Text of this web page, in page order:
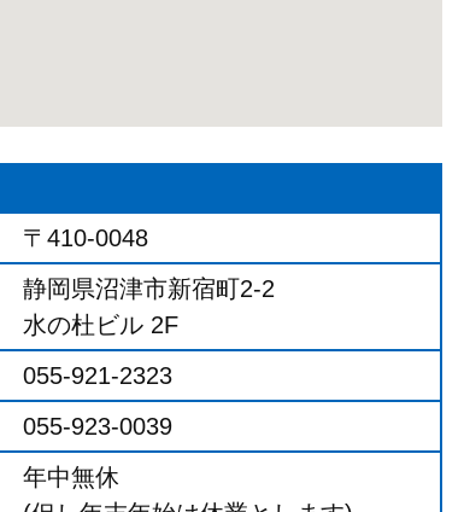
〒410-0048
静岡県沼津市新宿町2-2
水の杜ビル 2F
055-921-2323
055-923-0039
年中無休